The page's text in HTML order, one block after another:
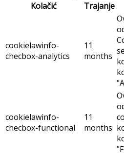
Kolačić
Trajanje
cookielawinfo-
checbox-analytics
11
months
cookielawinfo-
checbox-functional
11
months